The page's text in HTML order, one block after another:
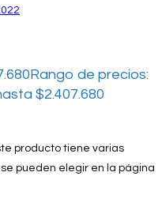
Rango de precios:
$2.407.680
producto tiene varias
pueden elegir en la página